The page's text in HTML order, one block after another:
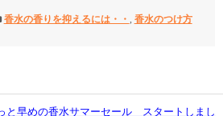
香水の香りを抑えるには・・ , 香水のつけ方
早めの香水サマーセール スタートしまし